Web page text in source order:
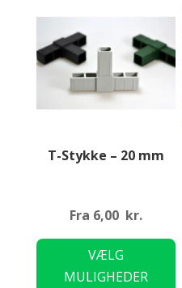
T-Stykke – 20 mm
Fra 6,00 kr.
VÆLG
MULIGHEDER